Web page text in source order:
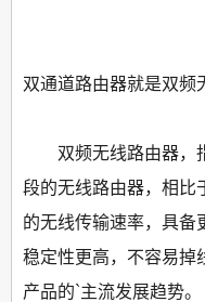
双通道路由器就是双频
双频无线路由器，指
段的无线路由器，相比
的无线传输速率，具备
稳定性更高，不容易掉
产品的`主流发展趋势。